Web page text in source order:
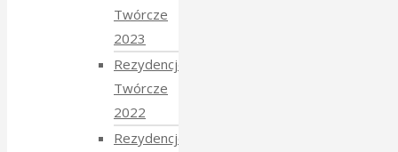
Twórcze
2023
Rezydencje
Twórcze
2022
Rezydencje